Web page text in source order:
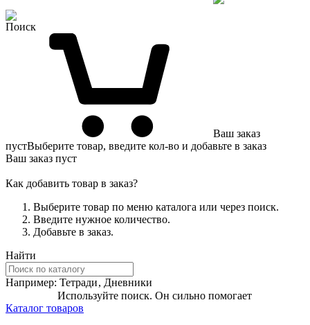
Поиск
Ваш заказ
пустВыберите товар, введите кол-во и добавьте в заказ
Ваш заказ пуст
Как добавить товар в заказ?
Выберите товар по меню каталога или через поиск.
Введите нужное количество.
Добавьте в заказ.
Найти
Например: Тетради, Дневники
Используйте поиск. Он сильно помогает
Каталог товаров